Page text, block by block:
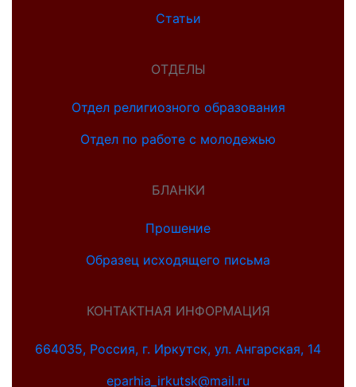
Статьи
ОТДЕЛЫ
Отдел религиозного образования
Отдел по работе с молодежью
БЛАНКИ
Прошение
Образец исходящего письма
КОНТАКТНАЯ ИНФОРМАЦИЯ
664035, Россия, г. Иркутск, ул. Ангарская, 14
eparhia_irkutsk@mail.ru